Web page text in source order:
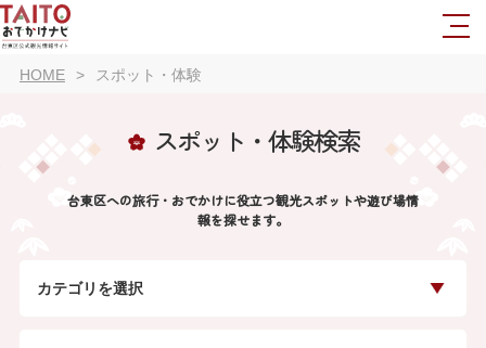
HOME スポット・体験
スポット・体験検索
台東区への旅行・おでかけに役立つ観光スポットや遊び場情
報を探せます。
カテゴリを選択